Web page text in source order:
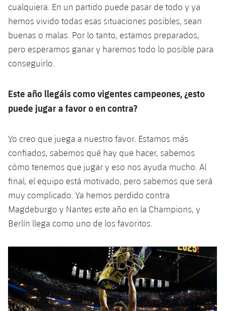
cualquiera. En un partido puede pasar de todo y ya
hemos vivido todas esas situaciones posibles, sean
buenas o malas. Por lo tanto, estamos preparados,
pero esperamos ganar y haremos todo lo posible para
conseguirlo.
Este año llegáis como vigentes campeones, ¿esto
puede jugar a favor o en contra?
Yo creo que juega a nuestro favor. Estamos más
confiados, sabemos qué hay que hacer, sabemos
cómo tenemos que jugar y eso nos ayuda mucho. Al
final, el equipo está motivado, pero sabemos que será
muy complicado. Ya hemos perdido contra
Magdeburgo y Nantes este año en la Champions, y
Berlín llega como uno de los favoritos.